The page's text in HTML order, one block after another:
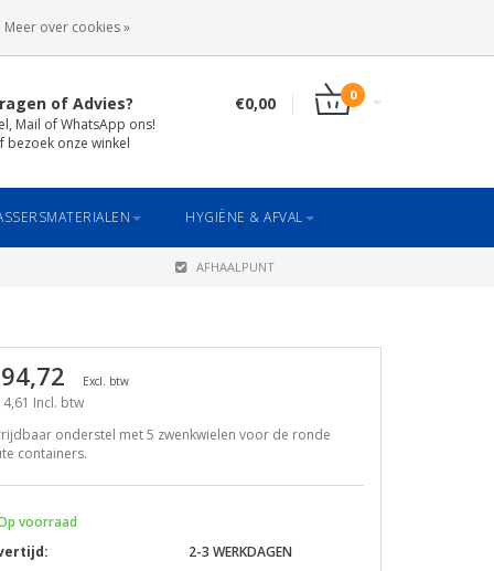
of Advies?
Mail of WhatsApp ons!
bezoek onze winkel
€0,00 0
HYGIËNE & AFVAL
AFHAALPUNT
Excl. btw
Incl. btw
onderstel met 5 zwenkwielen voor de ronde
containers.
voorraad
2-3 WERKDAGEN
Meer over cookies »